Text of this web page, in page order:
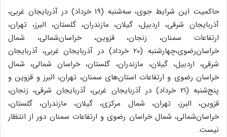
حاکمیت این شرایط جوی، سه‌شنبه (۱۹ خرداد) در آذربایجان‌ غربی،
آذربایجان‌ شرقی، اردبیل، گیلان، مازندران، گلستان، البرز، تهران،
ارتفاعات سمنان، زنجان، قزوین، خراسان‌شمالی، شمال
خراسان‌رضوی،چهارشنبه (۲۰ خرداد) در آذربایجان‌ غربی، آذربایجان‌
شرقی، اردبیل، گیلان، مازندران، گلستان، خراسان‌ شمالی، شمال‌
خراسان رضوی و ارتفاعات استان‌های سمنان، تهران، البرز و قزوین و
پنج‌شنبه (۲۱ خرداد) در آذربایجان‌ غربی، آذربایجان‌ شرقی، زنجان،
قزوین، البرز، تهران، شمال مرکزی، گیلان، مازندران، گلستان،
خراسان‌شمالی، شمال خراسان رضوی و ارتفاعات سمنان دور از انتظار
نیست.